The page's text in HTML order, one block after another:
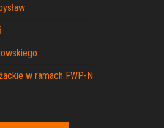
w ramach FWP-N